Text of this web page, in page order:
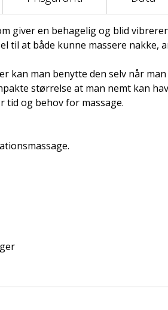
giver en behagelig og blid
til at både kunne massere nakke,
kan man benytte den selv når
størrelse at man nemt kan
tid og behov for massage.